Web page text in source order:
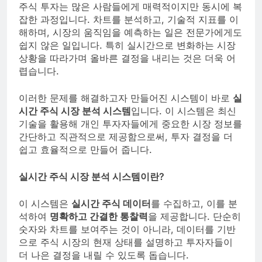
주식 투자는 많은 사람들에게 매력적이지만 동시에 복
잡한 과정입니다. 차트를 분석하고, 기술적 지표를 이
해하며, 시장의 움직임을 예측하는 일은 전문가에게도
쉽지 않은 일입니다. 특히 실시간으로 변화하는 시장
상황을 따라가며 올바른 결정을 내리는 것은 더욱 어
렵습니다.
이러한 문제를 해결하고자 만들어진 시스템이 바로 실
시간 주식 시장 분석 시스템입니다. 이 시스템은 최신
기술을 활용해 개인 투자자들에게 중요한 시장 정보를
간단하고 직관적으로 제공함으로써, 투자 결정을 더
쉽고 효율적으로 만들어 줍니다.
실시간 주식 시장 분석 시스템이란?
이 시스템은 실시간 주식 데이터를 수집하고, 이를 분
석하여 명확하고 간결한 통찰력을 제공합니다. 단순히
숫자와 차트를 보여주는 것이 아니라, 데이터를 기반
으로 주식 시장의 현재 상태를 설명하고 투자자들이
더 나은 결정을 내릴 수 있도록 돕습니다.